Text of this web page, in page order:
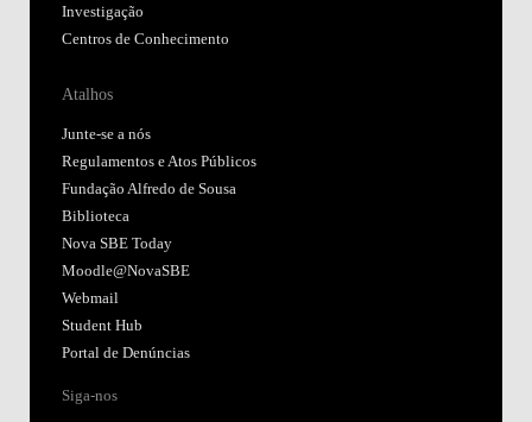
Investigação
Centros de Conhecimento
Atalhos
Junte-se a nós
Regulamentos e Atos Públicos
Fundação Alfredo de Sousa
Biblioteca
Nova SBE Today
Moodle@NovaSBE
Webmail
Student Hub
Portal de Denúncias
Siga-nos